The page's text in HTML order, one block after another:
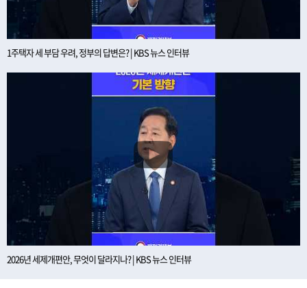
1주택자 세 부담 우려, 정부의 답변은? | KBS 뉴스 인터뷰
2026년 세제개편안, 무엇이 달라지나? | KBS 뉴스 인터뷰